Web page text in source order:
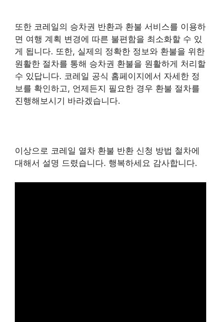
또한 코레일의 승차권 반환과 환불 서비스를 이용하
면 여행 계획 변경에 따른 불편함을 최소화할 수 있
게 됩니다. 또한, 실제의 정확한 정보와 환불을 위한
원활한 절차를 통해 승차권 환불을 원활하게 처리할
수 있답니다. 코레일 공식 홈페이지에서 자세한 정
보를 확인하고, 언제든지 필요한 경우 환불 절차를
진행해보시기 바라겠습니다.
이상으로 코레일 열차 환불 반환 신청 방법 철차에
대해서 설명 드렸습니다. 행복하세요 감사합니다.